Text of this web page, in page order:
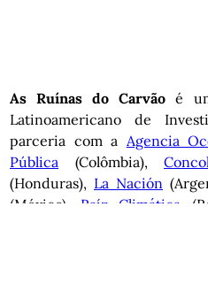
As Ruínas do Carvão é
Latinoamericano de
parceria com a Agencia
Pública (Colômbia),
(Honduras), La Nación
(México), Raíz Climática